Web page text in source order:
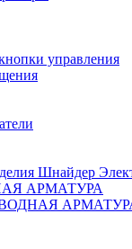
управления
Шнайдер
АРМАТУРА